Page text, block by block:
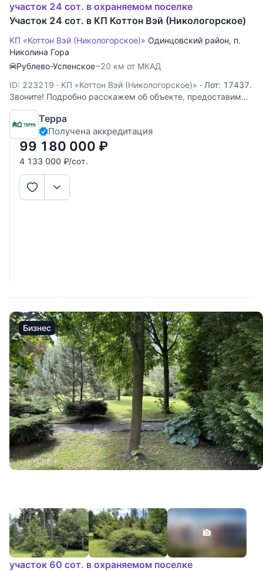
участок 24 сот. в охраняемом поселке
Участок 24 сот. в КП Коттон Вэй (Никологорское)
КП «Коттон Вэй (Никологорское)» Одинцовский район, п.
Николина Гора
Рублево-Успенское~20 км от МКАД
ID: 223219 · КП «Коттон Вэй (Никологорское)» · Лот: 17437.
Звоните! Подробно расскажем об объекте, предоставим
всю необходимую информацию и оперативно покажем!
Терра
Получена аккредитация
99 180 000 ₽
4 133 000 ₽/сот.
Бизнес
участок 60 сот. в охраняемом поселке